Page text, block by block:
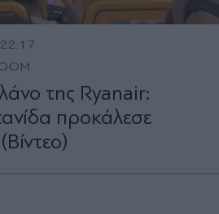
της Ryanair:
προκάλεσε